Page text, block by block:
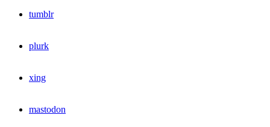
tumblr
plurk
xing
mastodon